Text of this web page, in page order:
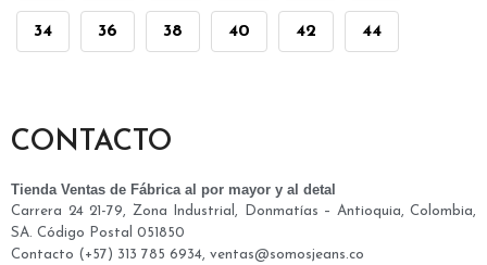
34 36 38 40 42 44
CONTACTO
Tienda Ventas de Fábrica al por mayor y al detal
Carrera 24 21-79, Zona Industrial, Donmatías – Antioquia, Colombia,
SA. Código Postal 051850
Contacto (+57) 313 785 6934, ventas@somosjeans.co